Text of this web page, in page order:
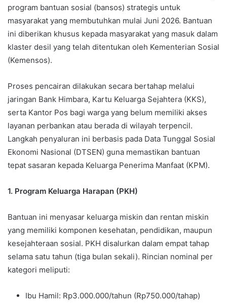
program bantuan sosial (bansos) strategis untuk
masyarakat yang membutuhkan mulai Juni 2026. Bantuan
ini diberikan khusus kepada masyarakat yang masuk dalam
klaster desil yang telah ditentukan oleh Kementerian Sosial
(Kemensos).
Proses pencairan dilakukan secara bertahap melalui
jaringan Bank Himbara, Kartu Keluarga Sejahtera (KKS),
serta Kantor Pos bagi warga yang belum memiliki akses
layanan perbankan atau berada di wilayah terpencil.
Langkah penyaluran ini berbasis pada Data Tunggal Sosial
Ekonomi Nasional (DTSEN) guna memastikan bantuan
tepat sasaran kepada Keluarga Penerima Manfaat (KPM).
1. Program Keluarga Harapan (PKH)
Bantuan ini menyasar keluarga miskin dan rentan miskin
yang memiliki komponen kesehatan, pendidikan, maupun
kesejahteraan sosial. PKH disalurkan dalam empat tahap
selama satu tahun (tiga bulan sekali). Rincian nominal per
kategori meliputi:
Ibu Hamil: Rp3.000.000/tahun (Rp750.000/tahap)